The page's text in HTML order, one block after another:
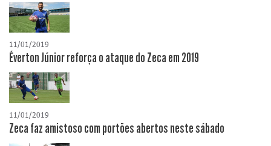
11/01/2019
Éverton Júnior reforça o ataque do Zeca em 2019
11/01/2019
Zeca faz amistoso com portões abertos neste sábado